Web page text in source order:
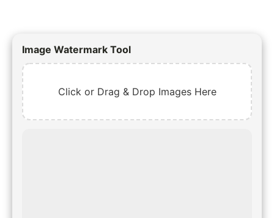
Image Watermark Tool
Click or Drag & Drop Images Here